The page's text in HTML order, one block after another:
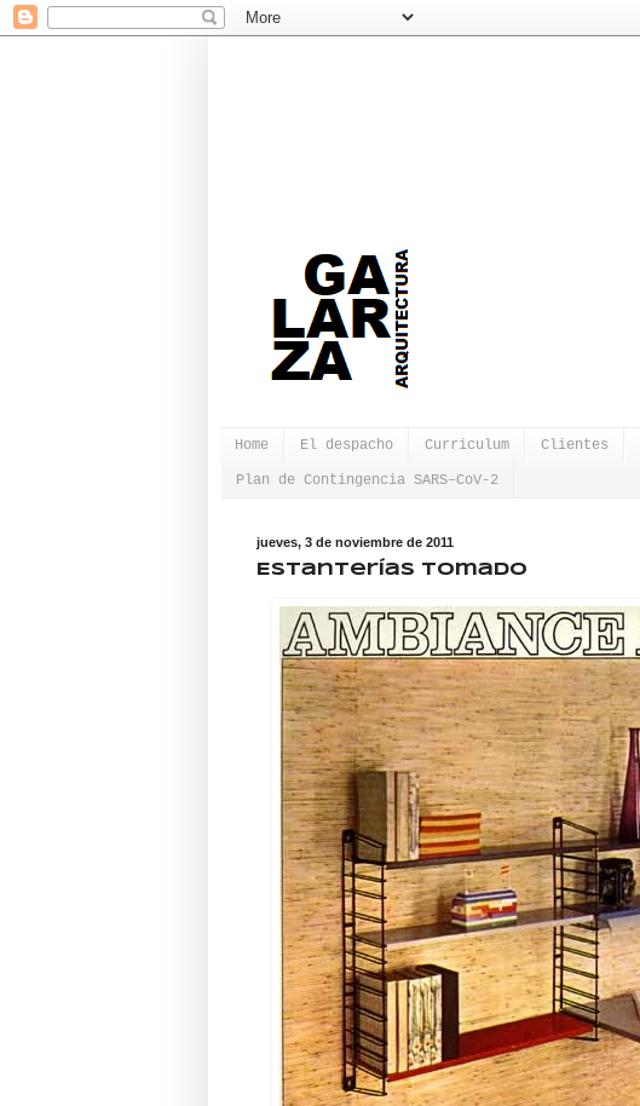
Home El despacho Curriculum Clientes
Plan de Contingencia SARS–CoV-2
jueves, 3 de noviembre de 2011
Estanterías Tomado